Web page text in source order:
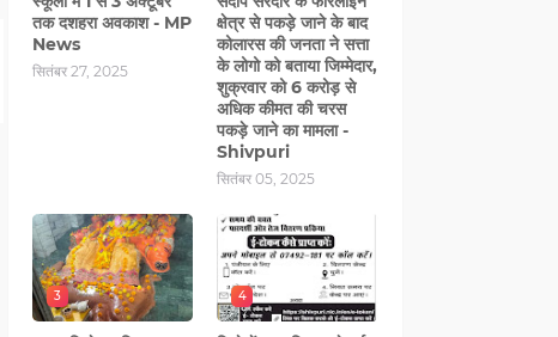
तक दशहरा अवकाश - MP
News
सितंबर 27, 2025
क्षेत्र से पकड़े जाने के बाद
कोलारस की जनता ने सत्ता
के लोगो को बताया जिम्मेदार,
शुक्रवार को 6 करोड़ से
अधिक कीमत की चरस
पकड़े जाने का मामला -
Shivpuri
सितंबर 05, 2025
3 4